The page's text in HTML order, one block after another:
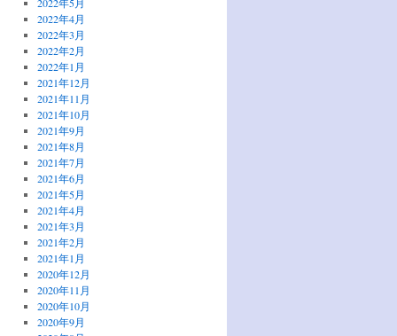
2022年4月
2022年3月
2022年2月
2022年1月
2021年12月
2021年11月
2021年10月
2021年9月
2021年8月
2021年7月
2021年6月
2021年5月
2021年4月
2021年3月
2021年2月
2021年1月
2020年12月
2020年11月
2020年10月
2020年9月